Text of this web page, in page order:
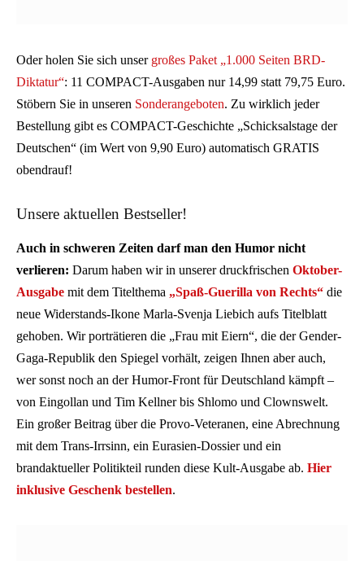
Oder holen Sie sich unser großes Paket „1.000 Seiten BRD-
Diktatur“: 11 COMPACT-Ausgaben nur 14,99 statt 79,75 Euro.
Stöbern Sie in unseren Sonderangeboten. Zu wirklich jeder
Bestellung gibt es COMPACT-Geschichte „Schicksalstage der
Deutschen“ (im Wert von 9,90 Euro) automatisch GRATIS
obendrauf!
Unsere aktuellen Bestseller!
Auch in schweren Zeiten darf man den Humor nicht
verlieren: Darum haben wir in unserer druckfrischen Oktober-
Ausgabe mit dem Titelthema „Spaß-Guerilla von Rechts“ die
neue Widerstands-Ikone Marla-Svenja Liebich aufs Titelblatt
gehoben. Wir porträtieren die „Frau mit Eiern“, die der Gender-
Gaga-Republik den Spiegel vorhält, zeigen Ihnen aber auch,
wer sonst noch an der Humor-Front für Deutschland kämpft –
von Eingollan und Tim Kellner bis Shlomo und Clownswelt.
Ein großer Beitrag über die Provo-Veteranen, eine Abrechnung
mit dem Trans-Irrsinn, ein Eurasien-Dossier und ein
brandaktueller Politikteil runden diese Kult-Ausgabe ab. Hier
inklusive Geschenk bestellen.